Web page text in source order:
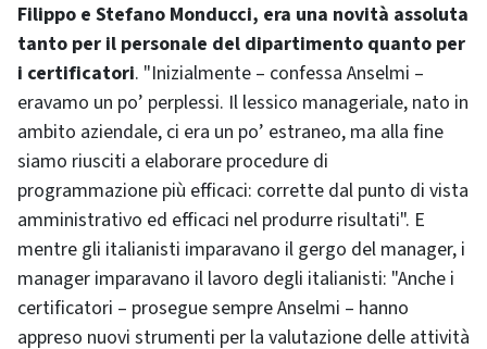
Filippo e Stefano Monducci, era una novità assoluta
tanto per il personale del dipartimento quanto per
i certificatori. "Inizialmente – confessa Anselmi –
eravamo un po’ perplessi. Il lessico manageriale, nato in
ambito aziendale, ci era un po’ estraneo, ma alla fine
siamo riusciti a elaborare procedure di
programmazione più efficaci: corrette dal punto di vista
amministrativo ed efficaci nel produrre risultati". E
mentre gli italianisti imparavano il gergo del manager, i
manager imparavano il lavoro degli italianisti: "Anche i
certificatori – prosegue sempre Anselmi – hanno
appreso nuovi strumenti per la valutazione delle attività